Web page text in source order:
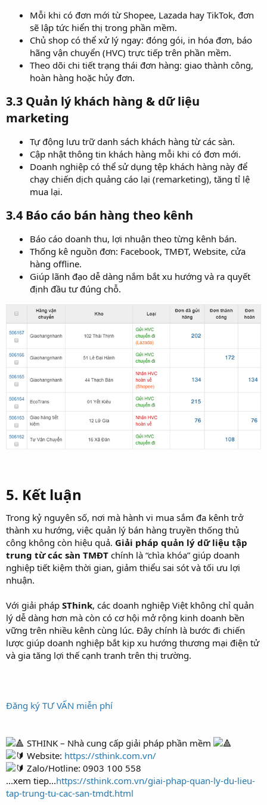
Mỗi khi có đơn mới từ Shopee, Lazada hay TikTok, đơn
sẽ lập tức hiển thị trong phần mềm.
Chủ shop có thể xử lý ngay: đóng gói, in hóa đơn, báo
hãng vận chuyển (HVC) trực tiếp trên phần mềm.
Theo dõi chi tiết trạng thái đơn hàng: giao thành công,
hoàn hàng hoặc hủy đơn.
3.3 Quản lý khách hàng & dữ liệu
marketing​
Tự động lưu trữ danh sách khách hàng từ các sàn.
Cập nhật thông tin khách hàng mỗi khi có đơn mới.
Doanh nghiệp có thể sử dụng tệp khách hàng này để
chạy chiến dịch quảng cáo lại (remarketing), tăng tỉ lệ
mua lại.
3.4 Báo cáo bán hàng theo kênh​
Báo cáo doanh thu, lợi nhuận theo từng kênh bán.
Thống kê nguồn đơn: Facebook, TMĐT, Website, cửa
hàng offline.
Giúp lãnh đạo dễ dàng nắm bắt xu hướng và ra quyết
định đầu tư đúng chỗ.
5. Kết luận​
Trong kỷ nguyên số, nơi mà hành vi mua sắm đa kênh trở
thành xu hướng, việc quản lý bán hàng truyền thống thủ
công không còn hiệu quả. Giải pháp quản lý dữ liệu tập
trung từ các sàn TMĐT chính là “chìa khóa” giúp doanh
nghiệp tiết kiệm thời gian, giảm thiểu sai sót và tối ưu lợi
nhuận.
Với giải pháp SThink, các doanh nghiệp Việt không chỉ quản
lý dễ dàng hơn mà còn có cơ hội mở rộng kinh doanh bền
vững trên nhiều kênh cùng lúc. Đây chính là bước đi chiến
lược giúp doanh nghiệp bắt kịp xu hướng thương mại điện tử
và gia tăng lợi thế cạnh tranh trên thị trường.
Đăng ký TƯ VẤN miễn phí
STHINK – Nhà cung cấp giải pháp phần mềm
Website: https://sthink.com.vn/
Zalo/Hotline: 0903 100 558
...xem tiep...https://sthink.com.vn/giai-phap-quan-ly-du-lieu-
tap-trung-tu-cac-san-tmdt.html